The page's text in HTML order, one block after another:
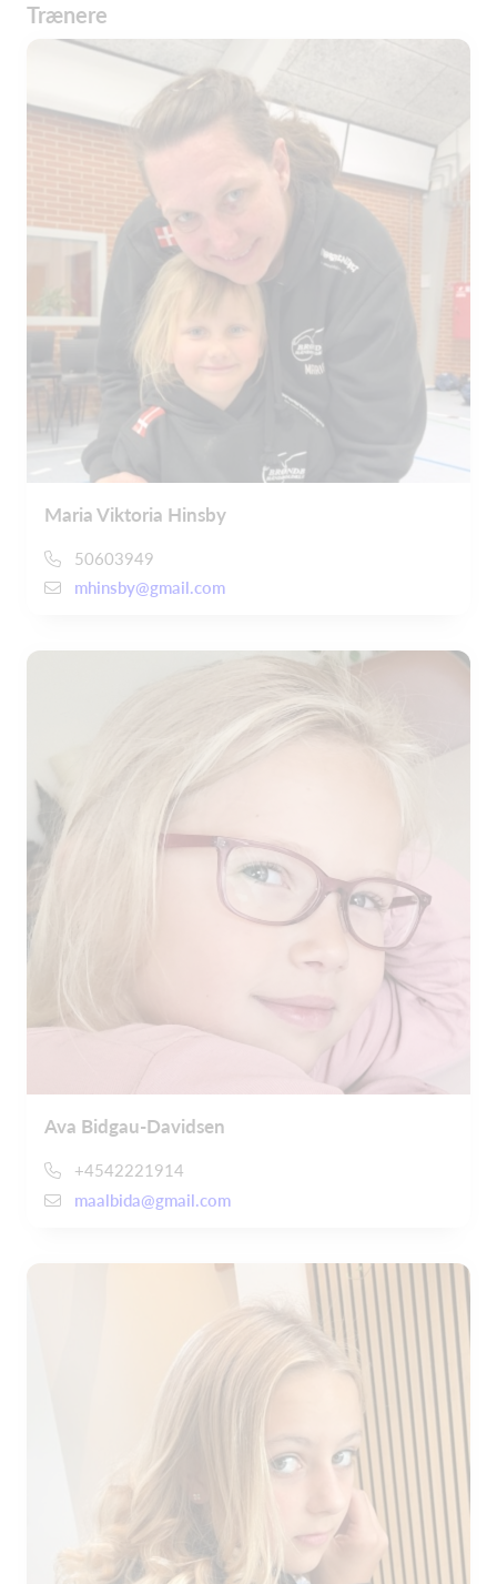
Trænere
Maria Viktoria Hinsby
50603949
mhinsby@gmail.com
Ava Bidgau-Davidsen
+4542221914
maalbida@gmail.com